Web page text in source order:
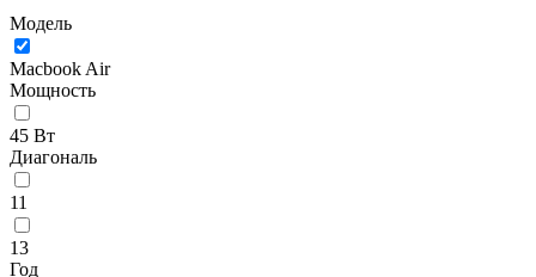
Модель
Macbook Air
Мощность
45 Вт
Диагональ
11
13
Год